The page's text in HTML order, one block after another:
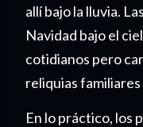
allí bajo la lluvia.
Navidad bajo el
cotidianos pero
reliquias
En lo práctico, los